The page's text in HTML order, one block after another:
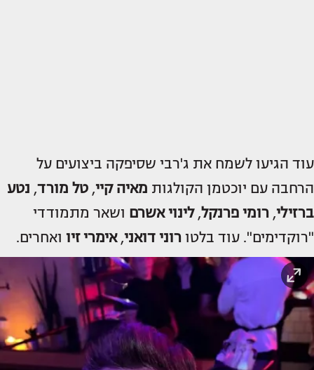
עוד הגיעו לשמח את ג'רבי שסיפקה ביצועים על
הרחבה עם יוכטמן הקולגות מאיה קיי, טל מורד, נטע
ברזילי, רומי פרנקל,לינוי אשרם ושאר מתמודדי
"רוקדימים". עוד בלטו רוני דואני,אימרי זיו ואחרים.